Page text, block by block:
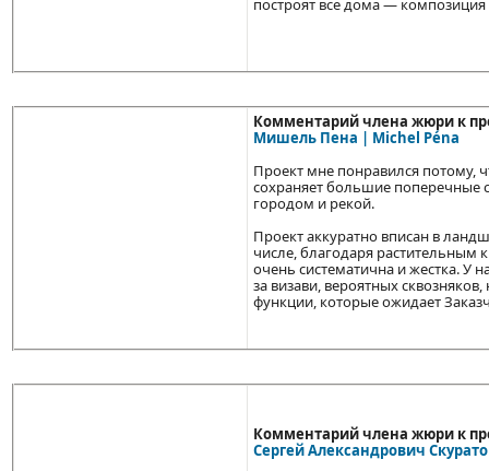
построят все дома —
Комментарий члена жюри к
Мишель Пена | Michel Péna
Проект мне понравился потому,
сохраняет большие поперечные
городом и рекой.
Проект аккуратно вписан в
числе, благодаря растительным
очень систематична и жестка. У
за визави, вероятных
функции, которые ожидает
Комментарий члена жюри к
Сергей Александрович